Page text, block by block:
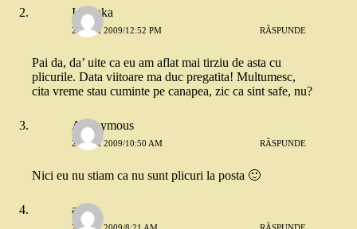
Ionouka
21 MAI 2009/12:52 PM RĂSPUNDE
Pai da, da’ uite ca eu am aflat mai tirziu de asta cu
plicurile. Data viitoare ma duc pregatita! Multumesc,
cita vreme stau cuminte pe canapea, zic ca sint safe, nu?
Anonymous
23 MAI 2009/10:50 AM RĂSPUNDE
Nici eu nu stiam ca nu sunt plicuri la posta 🙂
ana
25 MAI 2009/8:21 AM RĂSPUNDE